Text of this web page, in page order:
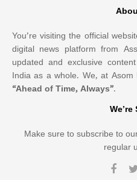
You’re visiting the official
digital news platform from
updated and exclusive
India as a whole. We, at
“Ahead of Time, Always”.
Make sure to subscribe to
regular